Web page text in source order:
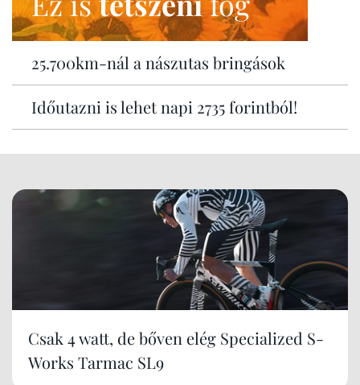
25.700km-nál a nászutas bringások
Időutazni is lehet napi 2735 forintból!
Csak 4 watt, de bőven elég Specialized S-
Works Tarmac SL9